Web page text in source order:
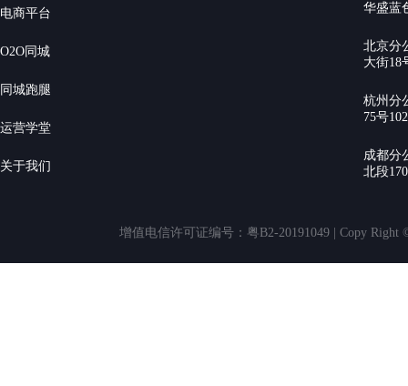
电商平台
O2O同城
同城跑腿
运营学堂
关于我们
华盛蓝
北京分
大街18
杭州分
75号
成都分
北段
增值电信许可证编号：粤B2-20191049 | Copy